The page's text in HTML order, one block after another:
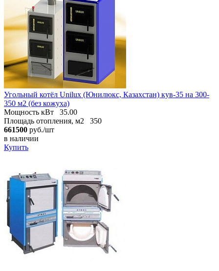
Угольный котёл Unilux (Юнилюкс, Казахстан) кув-35 на 300-
350 м2 (без кожуха)
Мощность кВт
35.00
Площадь отопления, м2
350
661500 руб./шт
в наличии
Купить